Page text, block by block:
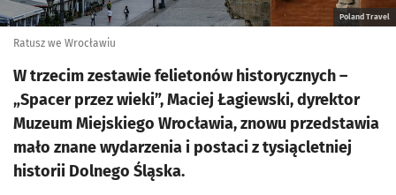
Poland Travel
Ratusz we Wrocławiu
W trzecim zestawie felietonów historycznych –
„Spacer przez wieki”, Maciej Łagiewski, dyrektor
Muzeum Miejskiego Wrocławia, znowu przedstawia
mało znane wydarzenia i postaci z tysiącletniej
historii Dolnego Śląska.